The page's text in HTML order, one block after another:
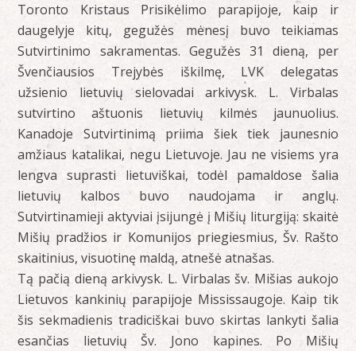
Toronto Kristaus Prisikėlimo parapijoje, kaip ir
daugelyje kitų, gegužės mėnesį buvo teikiamas
Sutvirtinimo sakramentas. Gegužės 31 dieną, per
Švenčiausios Trejybės iškilmę, LVK delegatas
užsienio lietuvių sielovadai arkivysk. L. Virbalas
sutvirtino aštuonis lietuvių kilmės jaunuolius.
Kanadoje Sutvirtinimą priima šiek tiek jaunesnio
amžiaus katalikai, negu Lietuvoje. Jau ne visiems yra
lengva suprasti lietuviškai, todėl pamaldose šalia
lietuvių kalbos buvo naudojama ir anglų.
Sutvirtinamieji aktyviai įsijungė į Mišių liturgiją: skaitė
Mišių pradžios ir Komunijos priegiesmius, Šv. Rašto
skaitinius, visuotinę maldą, atnešė atnašas.
Tą pačią dieną arkivysk. L. Virbalas šv. Mišias aukojo
Lietuvos kankinių parapijoje Mississaugoje. Kaip tik
šis sekmadienis tradiciškai buvo skirtas lankyti šalia
esančias lietuvių Šv. Jono kapines. Po Mišių